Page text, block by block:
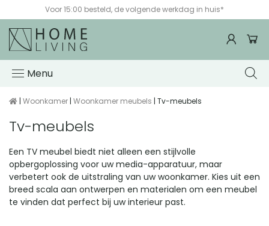
Voor 15:00 besteld, de volgende werkdag in huis*
Menu
| Woonkamer | Woonkamer meubels | Tv-meubels
Tv-meubels
Een TV meubel biedt niet alleen een stijlvolle
opbergoplossing voor uw media-apparatuur, maar
verbetert ook de uitstraling van uw woonkamer. Kies uit een
breed scala aan ontwerpen en materialen om een meubel
te vinden dat perfect bij uw interieur past.